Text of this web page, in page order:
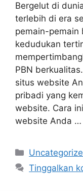
Bergelut di
terlebih di era
pemain-pemain
kedudukan
PBN
situs website
pribadi yang
website. Cara
website Anda …
Kategori
Tinggalkan